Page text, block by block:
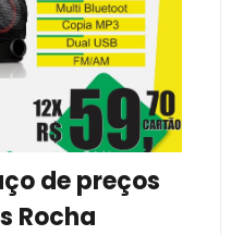
de preços
Rocha